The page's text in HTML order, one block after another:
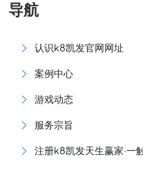
导航
认识k8凯发官网网址
案例中心
游戏动态
服务宗旨
注册k8凯发天生赢家·一